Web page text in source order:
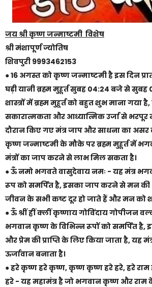
जय श्री कृष्ण जन्माष्टमी विशेष
श्री मंशापूर्ण ज्योतिष
शिवपुरी 9993462153
● 16 अगस्त को कृष्ण जन्माष्टमी है इस दिन
घड़ी यानी ब्रह्म मुहूर्त सुबह 04:24 बजे से
शास्त्रों में ब्रह्म मुहूर्त को बहुत शुभ माना गया
सकारात्मकता और आध्यात्मिक उर्जा से भरपूर
दौरान किए गए मंत्र जाप और साधना का
कृष्ण जन्माष्टमी के मौके पर ब्रह्म मुहूर्त में
मंत्रों का जाप करने से लाभ मिल सकता है।
● ऊँ नमो भगवते वासुदेवाय नमः - यह मंत्र
रूप को समर्पित है, इसका जाप करने से मन की
जीवन के सभी कष्ट दूर हो जाते हैं और मन को
● ऊँ श्रीं ह्रीं क्लीं कृष्णाय गोविंदाय गोपीजन
भगवान कृष्ण के विभिन्न रूपों को समर्पित है,
और प्रेम की प्राप्ति के लिए किया जाता है, यह
ऊर्जावान बनाता है।
● हरे कृष्ण हरे कृष्ण, कृष्ण कृष्ण हरे हरे, हरे राम
हरे - यह महामंत्र है जो भगवान कृष्ण और राम